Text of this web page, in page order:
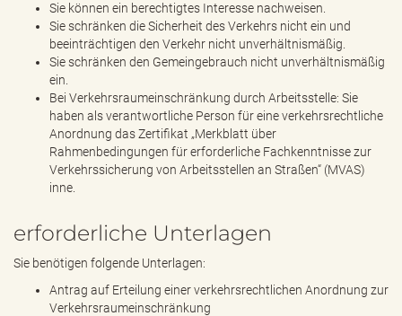
Sie können ein berechtigtes Interesse nachweisen.
Sie schränken die Sicherheit des Verkehrs nicht ein und
beeinträchtigen den Verkehr nicht unverhältnismäßig.
Sie schränken den Gemeingebrauch nicht unverhältnismäßig
ein.
Bei Verkehrsraumeinschränkung durch Arbeitsstelle: Sie
haben als verantwortliche Person für eine verkehrsrechtliche
Anordnung das Zertifikat „Merkblatt über
Rahmenbedingungen für erforderliche Fachkenntnisse zur
Verkehrssicherung von Arbeitsstellen an Straßen“ (MVAS)
inne.
erforderliche Unterlagen
Sie benötigen folgende Unterlagen:
Antrag auf Erteilung einer verkehrsrechtlichen Anordnung zur
Verkehrsraumeinschränkung